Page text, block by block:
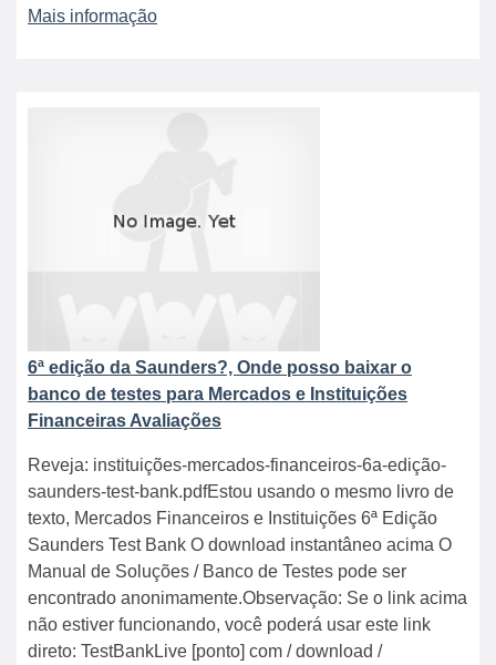
Mais informação
6ª edição da Saunders?, Onde posso baixar o
banco de testes para Mercados e Instituições
Financeiras Avaliações
Reveja: instituições-mercados-financeiros-6a-edição-
saunders-test-bank.pdfEstou usando o mesmo livro de
texto, Mercados Financeiros e Instituições 6ª Edição
Saunders Test Bank O download instantâneo acima O
Manual de Soluções / Banco de Testes pode ser
encontrado anonimamente.Observação: Se o link acima
não estiver funcionando, você poderá usar este link
direto: TestBankLive [ponto] com / download /